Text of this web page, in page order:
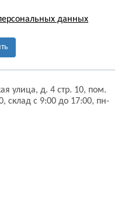
данных
улица, д. 4 стр. 10, пом.
склад с 9:00 до 17:00, пн-